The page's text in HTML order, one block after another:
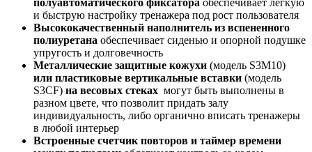
и быструю настройку тренажера под рост пользователя
Высококачественный наполнитель из вспененного
полиуретана обеспечивает сиденью и опорной подушке
упругость и долговечность
Металлические защитные кожухи (модель S3M10)
или пластиковые вертикальные вставки (модель
S3CF) на весовых стеках могут быть выполнены в
разном цвете, что позволит придать залу
индивидуальность, либо органично вписать тренажеры
в любой интерьер
Встроенные счетчик повторов и таймер времени